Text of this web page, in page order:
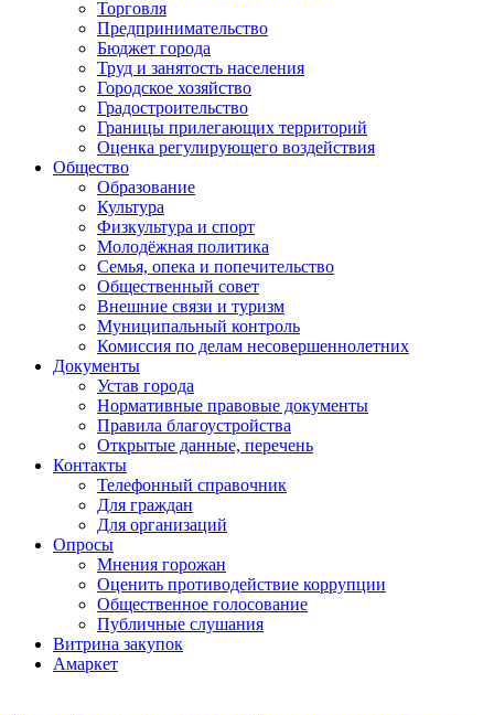
Торговля
Предпринимательство
Бюджет города
Труд и занятость населения
Городское хозяйство
Градостроительство
Границы прилегающих территорий
Оценка регулирующего воздействия
Общество
Образование
Культура
Физкультура и спорт
Молодёжная политика
Семья, опека и попечительство
Общественный совет
Внешние связи и туризм
Муниципальный контроль
Комиссия по делам несовершеннолетних
Документы
Устав города
Нормативные правовые документы
Правила благоустройства
Открытые данные, перечень
Контакты
Телефонный справочник
Для граждан
Для организаций
Опросы
Мнения горожан
Оценить противодействие коррупции
Общественное голосование
Публичные слушания
Витрина закупок
Амаркет